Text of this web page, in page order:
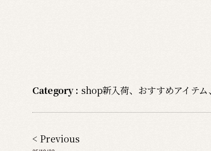
Category : shop新入荷、 おすすめアイテム、
< Previous